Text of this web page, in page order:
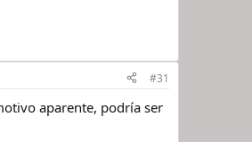
#31
aparente, podría ser